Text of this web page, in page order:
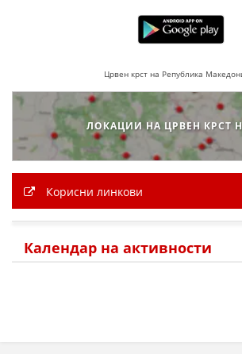
Црвен крст на Република
ЛОКАЦИИ НА ЦРВЕН КРСТ
Корисни линкови
Календар на активности